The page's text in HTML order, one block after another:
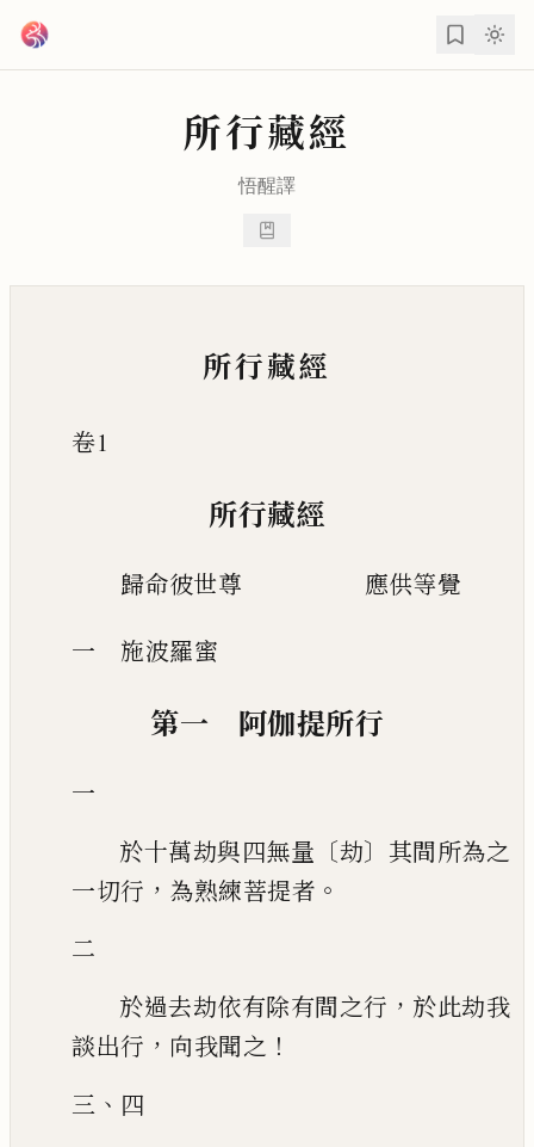
所行藏經
悟醒譯
所行藏經
卷1
所行藏經
歸命彼世尊 應供等覺
一 施波羅蜜
第一 阿伽提所行
一
於十萬劫與四無量 〔劫〕 其間所為之
一切行 ， 為熟練菩提者 。
二
於過去劫依有除有間之行 ， 於此劫我
談出行 ， 向我聞之 ！
三 、 四